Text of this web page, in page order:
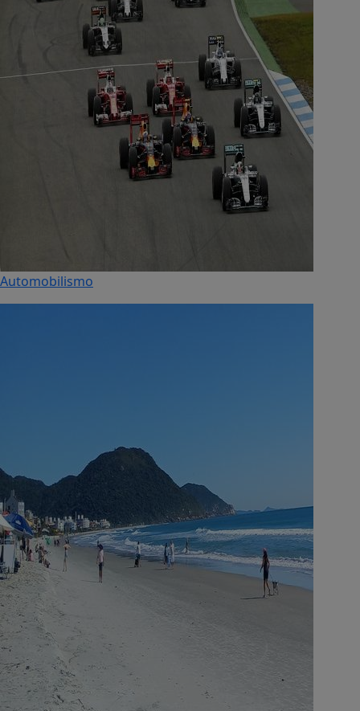
Automobilismo